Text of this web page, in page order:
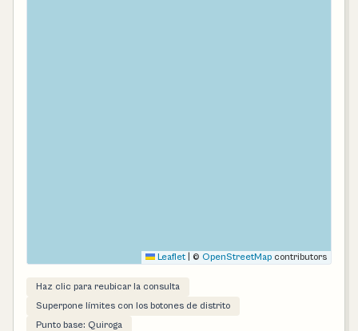
Leaflet © OpenStreetMap contributors
Haz clic para reubicar la consulta
Superpone límites con los botones de distrito
Punto base: Quiroga